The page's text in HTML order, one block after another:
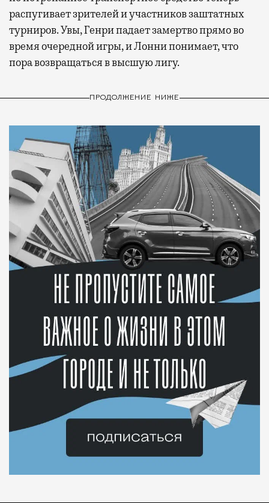
распугивает зрителей и участников заштатных
турниров. Увы, Генри падает замертво прямо во
время очередной игры, и Лонни понимает, что
пора возвращаться в высшую лигу.
ПРОДОЛЖЕНИЕ НИЖЕ